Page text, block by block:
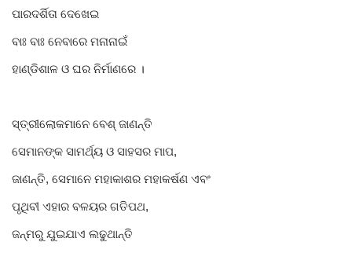
ପାରଦର୍ଶିତା ଦେଖେଇ
ବାଃ ବାଃ ନେବାରେ ମନାନାଇଁ
ହାଣ୍ଡିଶାଳ ଓ ଘର ନିର୍ମାଣରେ ।
ସ୍ତ୍ରୀଲୋକମାନେ ବେଶ୍ ଜାଣନ୍ତି
ସେମାନଙ୍କ ସାମର୍ଥ୍ୟ ଓ ସାହସର ମାପ,
ଜାଣନ୍ତି, ସେମାନେ ମହାକାଶର ମହାକର୍ଷଣ ଏବଂ
ପୃଥିବୀ ଏହାର ବଳୟର ଗତିପଥ,
ଜନ୍ମରୁ ଯୁଇଯାଏ ଲଢୁଥାନ୍ତି